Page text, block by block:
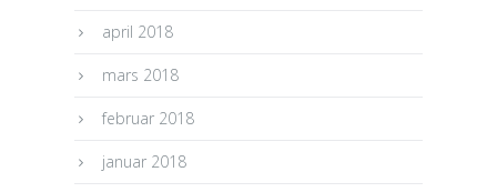
april 2018
mars 2018
februar 2018
januar 2018